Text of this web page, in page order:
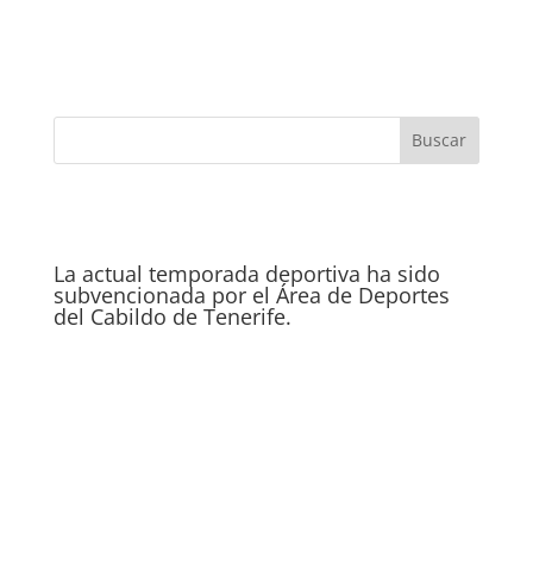
La actual temporada deportiva ha sido
subvencionada por el Área de Deportes
del Cabildo de Tenerife.